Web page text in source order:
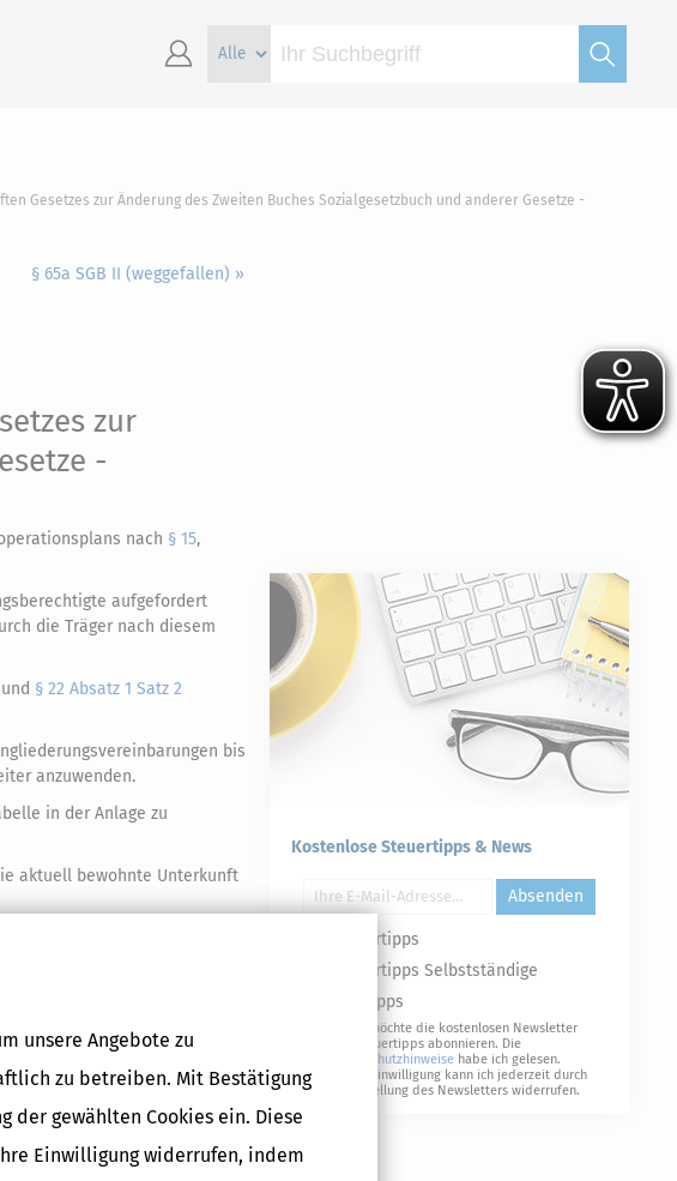
unsere Angebote zu
zu betreiben. Mit Bestätigung
der gewählten Cookies ein. Diese
Einwilligung widerrufen, indem
Gesetzes zur Änderung des Zweiten Buches Sozialgesetzbuch und anderer Gesetze -
§ 65a SGB II (weggefallen) »
zur
-
nach § 15,
aufgefordert
die Träger nach diesem
und § 22 Absatz 1 Satz 2
bis
anzuwenden.
in der Anlage zu
aktuell bewohnte Unterkunft
dem 1. Januar 2023 geltenden
2022 geltenden
Eingliederungsleistungen.
" Arbeitslosengeld II" oder
Kostenlose Steuertipps & News
Absenden
Steuertipps
Steuertipps Selbstständige
Geldtipps
Ja, ich möchte die kostenlosen Newsletter
von Steuertipps abonnieren. Die
Datenschutzhinweise habe ich gelesen.
Meine Einwilligung kann ich jederzeit durch
Abbestellung des Newsletters widerrufen.